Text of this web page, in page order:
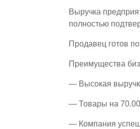
Выручка
полностью
Продавец готов
Преимущества
— Высокая
— Товары на
— Компания